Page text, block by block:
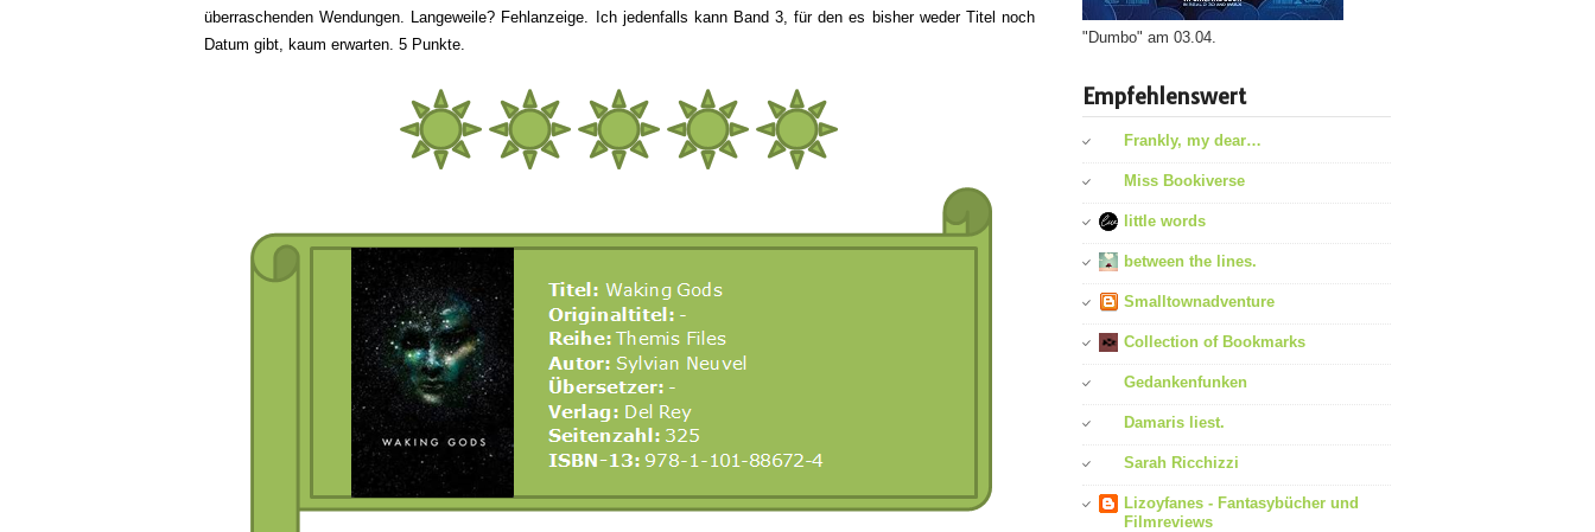
überraschenden Wendungen. Langeweile? Fehlanzeige. Ich jedenfalls kann Band 3, für den es bisher weder Titel noch
Datum gibt, kaum erwarten. 5 Punkte. "Dumbo" am 03.04.
Empfehlenswert
Frankly, my dear…
Miss Bookiverse
little words
between the lines.
Smalltownadventure
Collection of Bookmarks
Gedankenfunken
Damaris liest.
Sarah Ricchizzi
Lizoyfanes - Fantasybücher und
Filmreviews